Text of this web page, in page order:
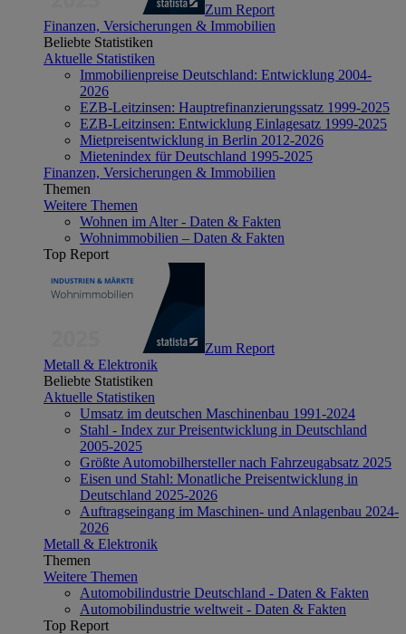
Zum Report
Finanzen, Versicherungen & Immobilien
Beliebte Statistiken
Aktuelle Statistiken
Immobilienpreise Deutschland: Entwicklung 2004-
2026
EZB-Leitzinsen: Hauptrefinanzierungssatz 1999-2025
EZB-Leitzinsen: Entwicklung Einlagesatz 1999-2025
Mietpreisentwicklung in Berlin 2012-2026
Mietenindex für Deutschland 1995-2025
Finanzen, Versicherungen & Immobilien
Themen
Weitere Themen
Wohnen im Alter - Daten & Fakten
Wohnimmobilien – Daten & Fakten
Top Report
Zum Report
Metall & Elektronik
Beliebte Statistiken
Aktuelle Statistiken
Umsatz im deutschen Maschinenbau 1991-2024
Stahl - Index zur Preisentwicklung in Deutschland
2005-2025
Größte Automobilhersteller nach Fahrzeugabsatz 2025
Eisen und Stahl: Monatliche Preisentwicklung in
Deutschland 2025-2026
Auftragseingang im Maschinen- und Anlagenbau 2024-
2026
Metall & Elektronik
Themen
Weitere Themen
Automobilindustrie Deutschland - Daten & Fakten
Automobilindustrie weltweit - Daten & Fakten
Top Report